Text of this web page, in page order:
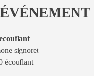
signoret
écouflant